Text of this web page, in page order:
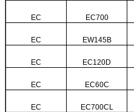
EC EC700
EC EW145B
EC EC120D
EC EC60C
EC EC700CL